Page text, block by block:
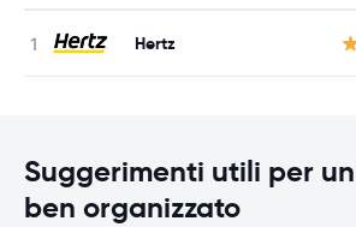
Hertz
Suggerimenti utili per
ben organizzato